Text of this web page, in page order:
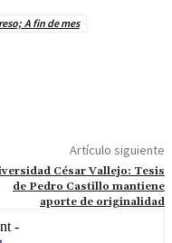
A fin de mes
Artículo siguiente
César Vallejo: Tesis
de Pedro Castillo mantiene
aporte de originalidad
-